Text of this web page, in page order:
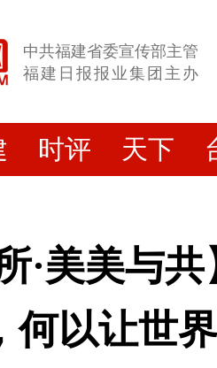
中共福建省委宣传部主管
福建日报报业集团主办
时评 天下
·美美与
何以让世